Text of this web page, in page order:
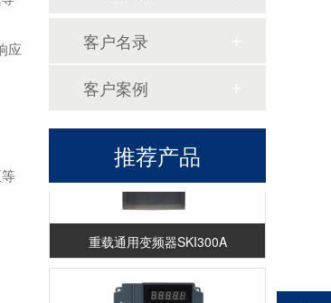
应
客户名录
客户案例
推荐产品
重载通用变频器SKI300A